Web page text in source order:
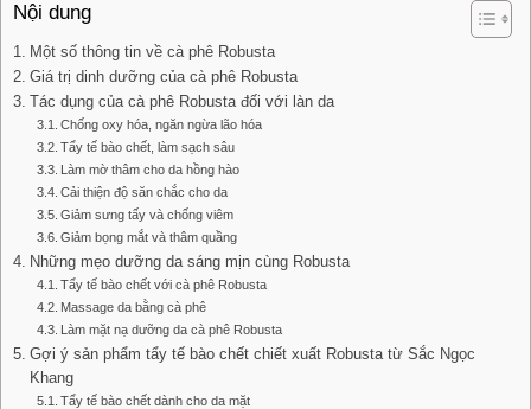
Nội dung
Một số thông tin về cà phê Robusta
Giá trị dinh dưỡng của cà phê Robusta
Tác dụng của cà phê Robusta đối với làn da
Chống oxy hóa, ngăn ngừa lão hóa
Tẩy tế bào chết, làm sạch sâu
Làm mờ thâm cho da hồng hào
Cải thiện độ săn chắc cho da
Giảm sưng tấy và chống viêm
Giảm bọng mắt và thâm quầng
Những mẹo dưỡng da sáng mịn cùng Robusta
Tẩy tế bào chết với cà phê Robusta
Massage da bằng cà phê
Làm mặt nạ dưỡng da cà phê Robusta
Gợi ý sản phẩm tẩy tế bào chết chiết xuất Robusta từ Sắc Ngọc
Khang
Tẩy tế bào chết dành cho da mặt